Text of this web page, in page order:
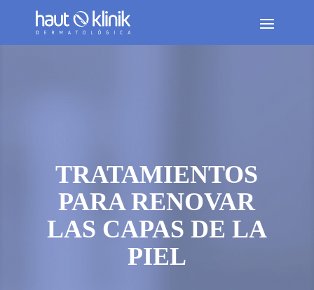
TRATAMIENTOS
PARA RENOVAR
LAS CAPAS DE LA
PIEL